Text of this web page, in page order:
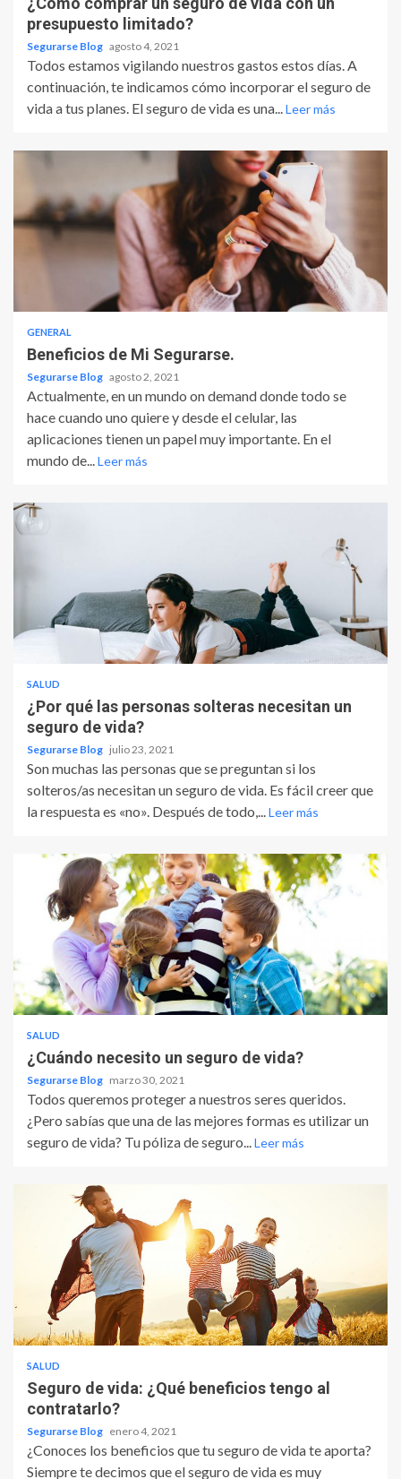
presupuesto limitado?
Segurarse Blog agosto 4, 2021
Todos estamos vigilando nuestros gastos estos días. A
continuación, te indicamos cómo incorporar el seguro de
vida a tus planes. El seguro de vida es una...Leer más
GENERAL
Beneficios de Mi Segurarse.
Segurarse Blog agosto 2, 2021
Actualmente, en un mundo on demand donde todo se
hace cuando uno quiere y desde el celular, las
aplicaciones tienen un papel muy importante. En el
mundo de...Leer más
SALUD
¿Por qué las personas solteras necesitan un
seguro de vida?
Segurarse Blog julio 23, 2021
Son muchas las personas que se preguntan si los
solteros/as necesitan un seguro de vida. Es fácil creer que
la respuesta es «no». Después de todo,...Leer más
SALUD
¿Cuándo necesito un seguro de vida?
Segurarse Blog marzo 30, 2021
Todos queremos proteger a nuestros seres queridos.
¿Pero sabías que una de las mejores formas es utilizar un
seguro de vida? Tu póliza de seguro...Leer más
SALUD
Seguro de vida: ¿Qué beneficios tengo al
contratarlo?
Segurarse Blog enero 4, 2021
¿Conoces los beneficios que tu seguro de vida te aporta?
Siempre te decimos que el seguro de vida es muy